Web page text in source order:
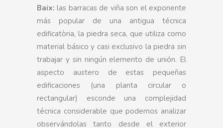
Baix:las barracas de viña son el exponente
más popular de una antigua técnica
edificatòria, la piedra seca, que utiliza como
material básico y casi exclusivo la piedra sin
trabajar y sin ningún elemento de unión. El
aspecto austero de estas pequeñas
edificaciones (una planta circular o
rectangular) esconde una complejidad
técnica considerable que podemos analizar
observándolas tanto desde el exterior